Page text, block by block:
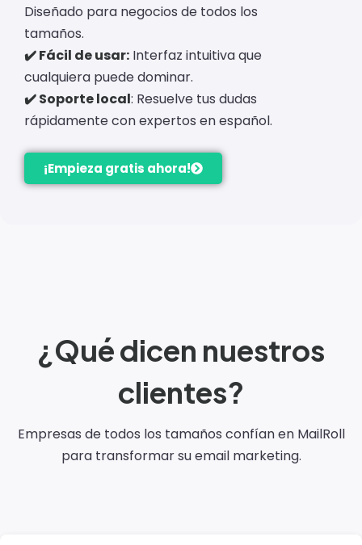
Diseñado para negocios de todos los
tamaños.
✔️ Fácil de usar: Interfaz intuitiva que
cualquiera puede dominar.
✔️ Soporte local: Resuelve tus dudas
rápidamente con expertos en español.
¡Empieza gratis ahora!
¿Qué dicen nuestros
clientes?
Empresas de todos los tamaños confían en MailRoll
para transformar su email marketing.